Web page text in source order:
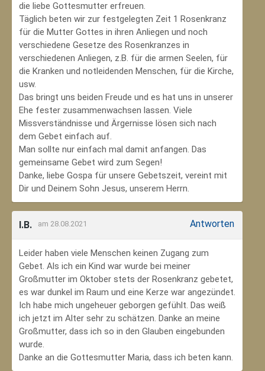
die liebe Gottesmutter erfreuen.
Täglich beten wir zur festgelegten Zeit 1 Rosenkranz
für die Mutter Gottes in ihren Anliegen und noch
verschiedene Gesetze des Rosenkranzes in
verschiedenen Anliegen, z.B. für die armen Seelen, für
die Kranken und notleidenden Menschen, für die Kirche,
usw.
Das bringt uns beiden Freude und es hat uns in unserer
Ehe fester zusammenwachsen lassen. Viele
Missverständnisse und Ärgernisse lösen sich nach
dem Gebet einfach auf.
Man sollte nur einfach mal damit anfangen. Das
gemeinsame Gebet wird zum Segen!
Danke, liebe Gospa für unsere Gebetszeit, vereint mit
Dir und Deinem Sohn Jesus, unserem Herrn.
I.B. am 28.08.2021 Antworten
Leider haben viele Menschen keinen Zugang zum
Gebet. Als ich ein Kind war wurde bei meiner
Großmutter im Oktober stets der Rosenkranz gebetet,
es war dunkel im Raum und eine Kerze war angezündet.
Ich habe mich ungeheuer geborgen gefühlt. Das weiß
ich jetzt im Alter sehr zu schätzen. Danke an meine
Großmutter, dass ich so in den Glauben eingebunden
wurde.
Danke an die Gottesmutter Maria, dass ich beten kann.